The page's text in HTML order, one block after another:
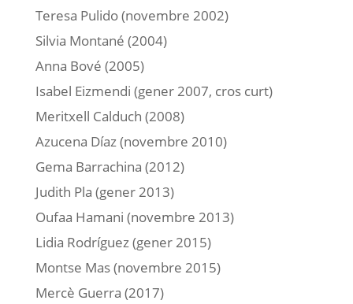
Teresa Pulido (novembre 2002)
Silvia Montané (2004)
Anna Bové (2005)
Isabel Eizmendi (gener 2007, cros curt)
Meritxell Calduch (2008)
Azucena Díaz (novembre 2010)
Gema Barrachina (2012)
Judith Pla (gener 2013)
Oufaa Hamani (novembre 2013)
Lidia Rodríguez (gener 2015)
Montse Mas (novembre 2015)
Mercè Guerra (2017)